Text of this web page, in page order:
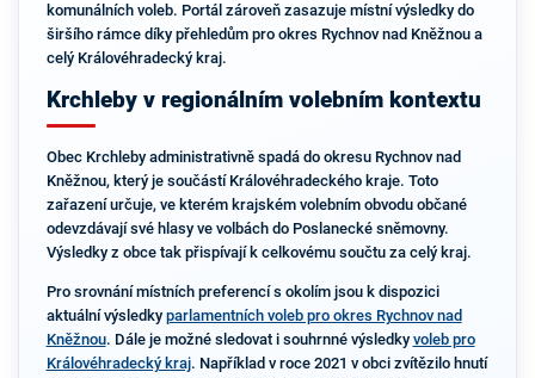
komunálních voleb. Portál zároveň zasazuje místní výsledky do
širšího rámce díky přehledům pro okres Rychnov nad Kněžnou a
celý Královéhradecký kraj.
Krchleby v regionálním volebním kontextu
Obec Krchleby administrativně spadá do okresu Rychnov nad
Kněžnou, který je součástí Královéhradeckého kraje. Toto
zařazení určuje, ve kterém krajském volebním obvodu občané
odevzdávají své hlasy ve volbách do Poslanecké sněmovny.
Výsledky z obce tak přispívají k celkovému součtu za celý kraj.
Pro srovnání místních preferencí s okolím jsou k dispozici
aktuální výsledky parlamentních voleb pro okres Rychnov nad
Kněžnou. Dále je možné sledovat i souhrnné výsledky voleb pro
Královéhradecký kraj. Například v roce 2021 v obci zvítězilo hnutí